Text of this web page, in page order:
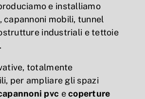
e installiamo
mobili, tunnel
industriali e tettoie
totalmente
per ampliare gli spazi
pvc ecoperture